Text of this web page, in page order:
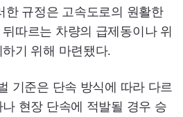
한 규정은 고속도로의 원활한
따르는 차량의 급제동이나 위
기 위해 마련됐다.
기준은 단속 방식에 따라 다르
현장 단속에 적발될 경우 승